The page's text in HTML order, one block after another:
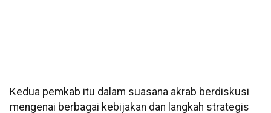
Kedua pemkab itu dalam suasana akrab berdiskusi
mengenai berbagai kebijakan dan langkah strategis